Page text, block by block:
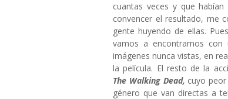
cuantas veces y que
convencer el resultado, me
gente huyendo de ellas.
vamos a encontrarnos con
imágenes nunca vistas, en
la película. El resto de la
The Walking Dead, cuyo
género que van directas a